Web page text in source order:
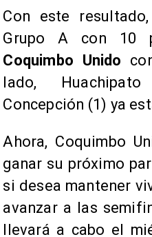
Con este resultado,
Grupo A con 10
Coquimbo Unido
lado,
Concepción (1) ya
Ahora, Coquimbo
ganar su próximo
si desea mantener
avanzar a las
llevará a cabo el